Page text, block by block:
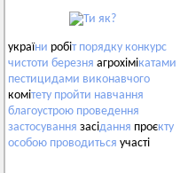
україни робіт порядку конкурс
чистоти березня агрохімікатами
пестицидами виконавчого
комітету пройти навчання
благоустрою проведення
застосування засідання проєкту
особою проводиться участі